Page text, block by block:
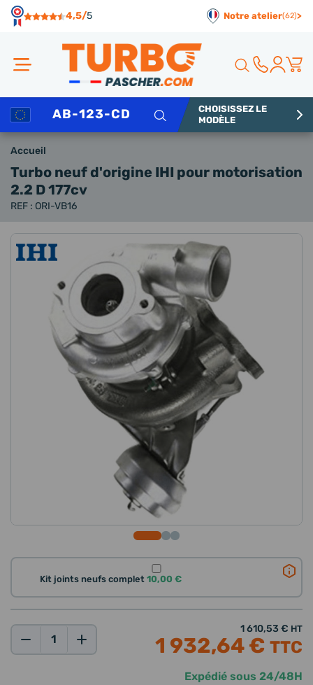
4,5/5 Notre atelier(62)>
Rechercher
CHOISISSEZ LE
MODÈLE
Accueil
Turbo neuf d'origine IHI pour motorisation
2.2 D 177cv
REF : ORI-VB16
Expédié sous 24/48H
Kit joints neufs complet10,00 €
1 610,53 € HT
1 932,64 € TTC
Panneau de gestion des cookies